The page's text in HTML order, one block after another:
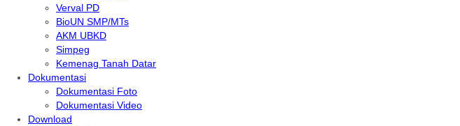
Verval PD
BioUN SMP/MTs
AKM UBKD
Simpeg
Kemenag Tanah Datar
Dokumentasi
Dokumentasi Foto
Dokumentasi Video
Download